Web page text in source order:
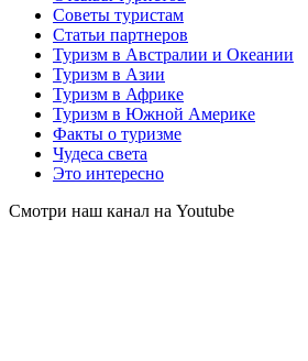
Советы туристам
Статьи партнеров
Туризм в Австралии и Океании
Туризм в Азии
Туризм в Африке
Туризм в Южной Америке
Факты о туризме
Чудеса света
Это интересно
Смотри наш канал на Youtube